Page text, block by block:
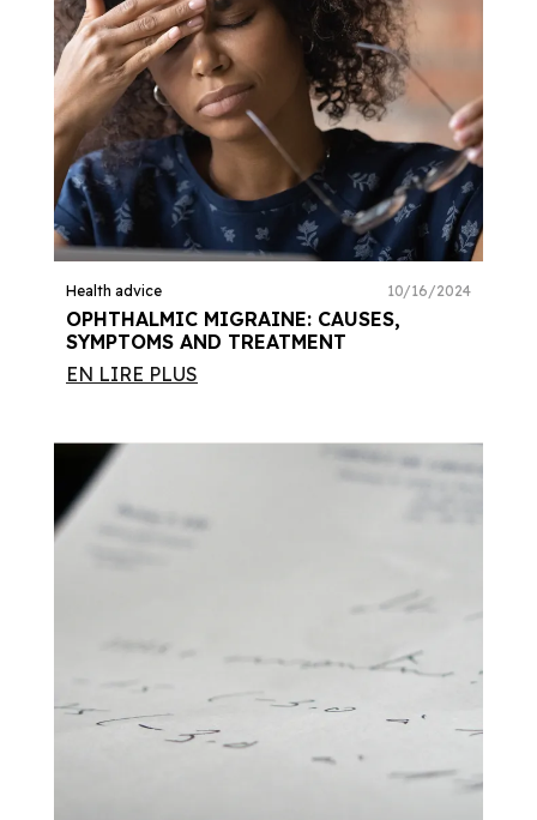
OPHTHALMIC MIGRAINE: CAUSES,
SYMPTOMS AND TREATMENT
Health advice 10/16/2024
EN LIRE PLUS